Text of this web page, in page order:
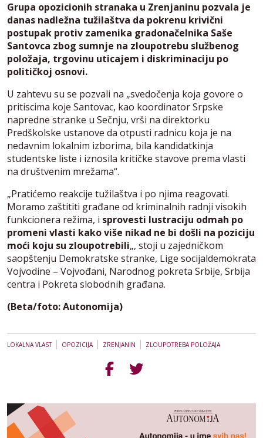
Grupa opozicionih stranaka u Zrenjaninu pozvala je
danas nadležna tužilaštva da pokrenu krivični
postupak protiv zamenika gradonačelnika Saše
Santovca zbog sumnje na zloupotrebu službenog
položaja, trgovinu uticajem i diskriminaciju po
političkoj osnovi.
U zahtevu su se pozvali na „svedočenja koja govore o
pritiscima koje Santovac, kao koordinator Srpske
napredne stranke u Sečnju, vrši na direktorku
Predškolske ustanove da otpusti radnicu koja je na
nedavnim lokalnim izborima, bila kandidatkinja
studentske liste i iznosila kritičke stavove prema vlasti
na društvenim mrežama“.
„Pratićemo reakcije tužilaštva i po njima reagovati.
Moramo zaštititi građane od kriminalnih radnji visokih
funkcionera režima, i sprovesti lustraciju odmah po
promeni vlasti kako više nikad ne bi došli na poziciju
moći koju su zloupotrebili„, stoji u zajedničkom
saopštenju Demokratske stranke, Lige socijaldemokrata
Vojvodine – Vojvođani, Narodnog pokreta Srbije, Srbija
centra i Pokreta slobodnih građana.
(Beta/foto: Autonomija)
LOKALNA VLAST| OPOZICIJA| ZRENJANIN | ZLOUPOTREBA POLOŽAJA